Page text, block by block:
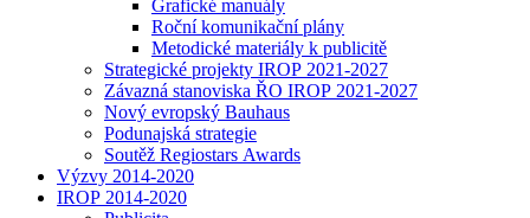
Grafické manuály
Roční komunikační plány
Metodické materiály k publicitě
Strategické projekty IROP 2021-2027
Závazná stanoviska ŘO IROP 2021-2027
Nový evropský Bauhaus
Podunajská strategie
Soutěž Regiostars Awards
Výzvy 2014-2020
IROP 2014-2020